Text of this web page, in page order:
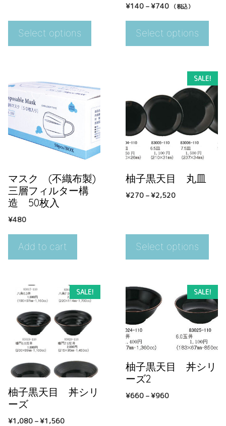
Select options
¥140 –¥740 （税込）
Select options
マスク (不織布製)
三層フィルター構
造 50枚入
¥480
Add to cart
SALE!
柚子黒天目 丸皿
¥270 –¥2,520
Select options
SALE!
柚子黒天目 丼シリ
ーズ
¥1,080 –¥1,560
SALE!
柚子黒天目 丼シリ
ーズ2
¥660 –¥960